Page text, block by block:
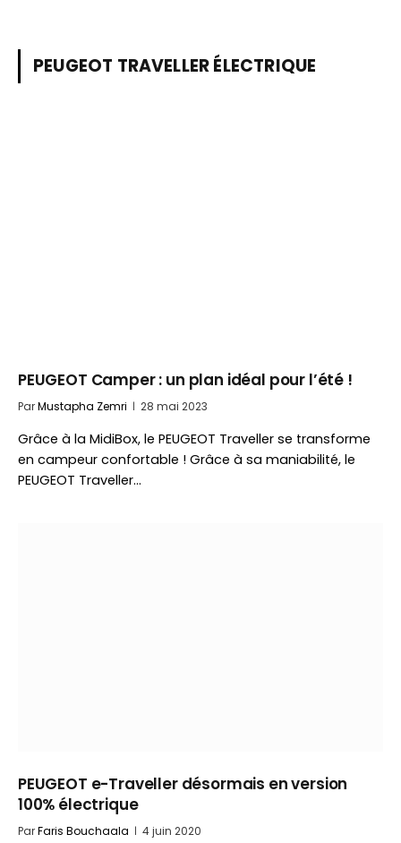
PEUGEOT TRAVELLER ÉLECTRIQUE
PEUGEOT Camper : un plan idéal pour l’été !
ParMustapha Zemri 28 mai 2023
Grâce à la MidiBox, le PEUGEOT Traveller se transforme
en campeur confortable ! Grâce à sa maniabilité, le
PEUGEOT Traveller…
PEUGEOT e-Traveller désormais en version
100% électrique
ParFaris Bouchaala 4 juin 2020